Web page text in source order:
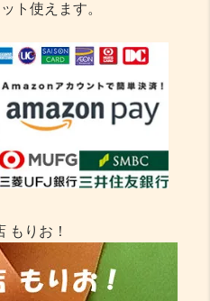
ト使えます。
もりお！